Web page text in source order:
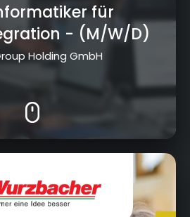
für
- (M/W/D)
Holding GmbH
95030 Hof